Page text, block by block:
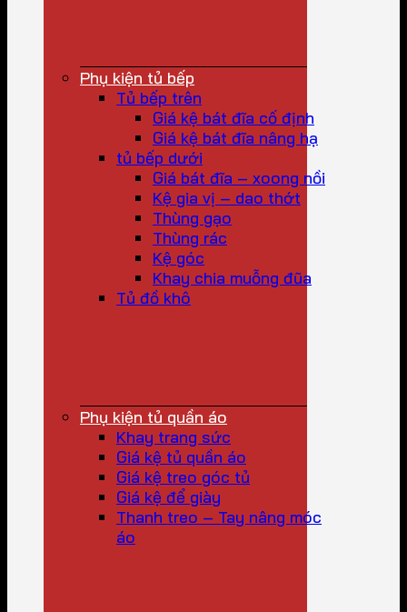
Phụ kiện tủ bếp
Tủ bếp trên
Giá kệ bát đĩa cố định
Giá kệ bát đĩa nâng hạ
tủ bếp dưới
Giá bát đĩa – xoong nồi
Kệ gia vị – dao thớt
Thùng gạo
Thùng rác
Kệ góc
Khay chia muỗng đũa
Tủ đồ khô
Phụ kiện tủ quần áo
Khay trang sức
Giá kệ tủ quần áo
Giá kệ treo góc tủ
Giá kệ để giày
Thanh treo – Tay nâng móc
áo